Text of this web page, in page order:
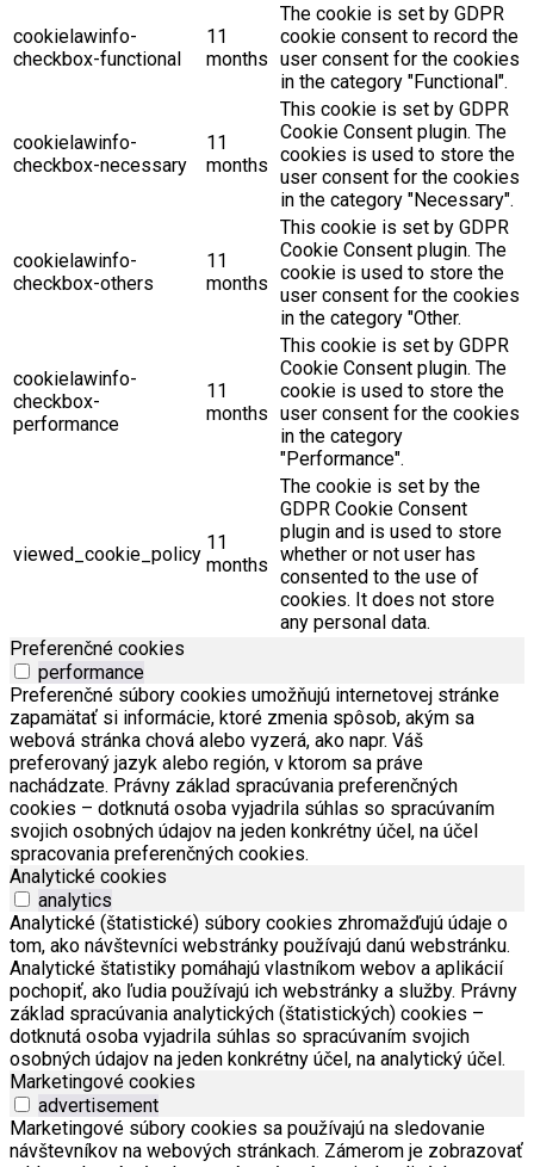
cookielawinfo-
checkbox-functional
11
months
The cookie is set by GDPR
cookie consent to record the
user consent for the cookies
in the category "Functional".
cookielawinfo-
checkbox-necessary
11
months
This cookie is set by GDPR
Cookie Consent plugin. The
cookies is used to store the
user consent for the cookies
in the category "Necessary".
cookielawinfo-
checkbox-others
11
months
This cookie is set by GDPR
Cookie Consent plugin. The
cookie is used to store the
user consent for the cookies
in the category "Other.
cookielawinfo-
checkbox-
performance
11
months
This cookie is set by GDPR
Cookie Consent plugin. The
cookie is used to store the
user consent for the cookies
in the category
"Performance".
viewed_cookie_policy
11
months
The cookie is set by the
GDPR Cookie Consent
plugin and is used to store
whether or not user has
consented to the use of
cookies. It does not store
any personal data.
Preferenčné cookies
performance
Preferenčné súbory cookies umožňujú internetovej stránke
zapamätať si informácie, ktoré zmenia spôsob, akým sa
webová stránka chová alebo vyzerá, ako napr. Váš
preferovaný jazyk alebo región, v ktorom sa práve
nachádzate. Právny základ spracúvania preferenčných
cookies – dotknutá osoba vyjadrila súhlas so spracúvaním
svojich osobných údajov na jeden konkrétny účel, na účel
spracovania preferenčných cookies.
Analytické cookies
analytics
Analytické (štatistické) súbory cookies zhromažďujú údaje o
tom, ako návštevníci webstránky používajú danú webstránku.
Analytické štatistiky pomáhajú vlastníkom webov a aplikácií
pochopiť, ako ľudia používajú ich webstránky a služby. Právny
základ spracúvania analytických (štatistických) cookies –
dotknutá osoba vyjadrila súhlas so spracúvaním svojich
osobných údajov na jeden konkrétny účel, na analytický účel.
Marketingové cookies
advertisement
Marketingové súbory cookies sa používajú na sledovanie
návštevníkov na webových stránkach. Zámerom je zobrazovať